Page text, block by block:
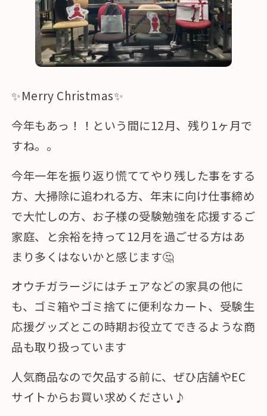
✨Merry Christmas✨
今年もあっ！！という間に12月、残り1ヶ月で
すね。。
今年一年を振り返り慌ててやり残した事をする
方、大掃除に追われる方、年末に向け仕事締め
で大忙しの方、お子様の受験勉強を応援するご
家庭、と余裕を持って12月を過ごせる方はあ
まり多くはないかと感じます🤔
オウチガラージにはチェアなどの家具の他に
も、ゴミ箱やゴミ捨てに便利なカート、受験生
応援グッズとこの時期お役立てできるような商
品も取り扱っています
人気商品なので欠品する前に、ぜひ店舗やEC
サイトからお買い求めください♪